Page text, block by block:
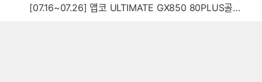
[07.16~07.26] 앱코 ULTIMATE GX850 80PLUS골드 풀모듈러 ATX3.0 블랙